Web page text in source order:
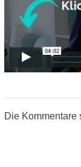
Die Kommentare